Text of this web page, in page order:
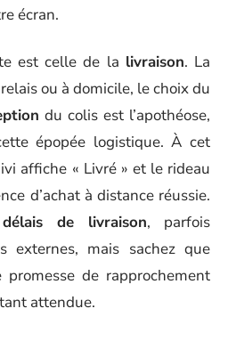
écran.
est celle de la livraison. La
ou à domicile, le choix du
du colis est l’apothéose,
épopée logistique. À cet
affiche « Livré » et le rideau
d’achat à distance réussie.
délais de livraison, parfois
externes, mais sachez que
de rapprochement
attendue.